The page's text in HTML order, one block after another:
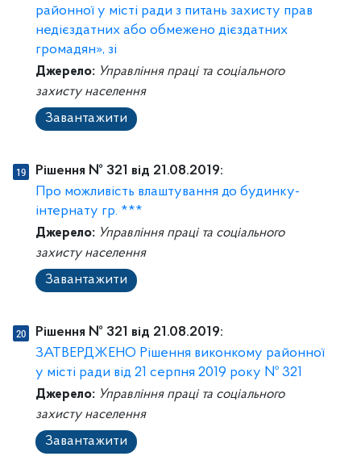
районної у місті ради з питань захисту прав
недієздатних або обмежено дієздатних
громадян», зі
Джерело: Управління праці та соціального
захисту населення
Завантажити
Рішення № 321 від 21.08.2019:
Про можливість влаштування до будинку-
інтернату гр. ***
Джерело: Управління праці та соціального
захисту населення
Завантажити
Рішення № 321 від 21.08.2019:
ЗАТВЕРДЖЕНО Рішення виконкому районної
у місті ради від 21 серпня 2019 року № 321
Джерело: Управління праці та соціального
захисту населення
Завантажити